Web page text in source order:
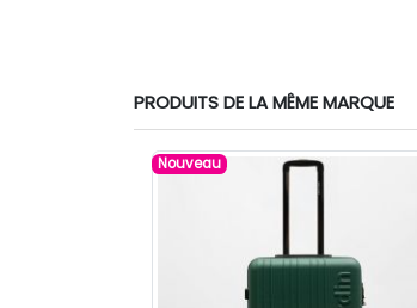
PRODUITS DE LA MÊME MARQUE
Nouveau